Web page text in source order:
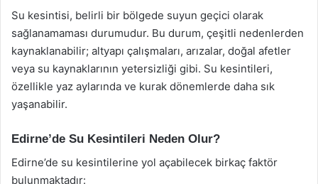
Su kesintisi, belirli bir bölgede suyun geçici olarak
sağlanamaması durumudur. Bu durum, çeşitli nedenlerden
kaynaklanabilir; altyapı çalışmaları, arızalar, doğal afetler
veya su kaynaklarının yetersizliği gibi. Su kesintileri,
özellikle yaz aylarında ve kurak dönemlerde daha sık
yaşanabilir.
Edirne’de Su Kesintileri Neden Olur?
Edirne’de su kesintilerine yol açabilecek birkaç faktör
bulunmaktadır: